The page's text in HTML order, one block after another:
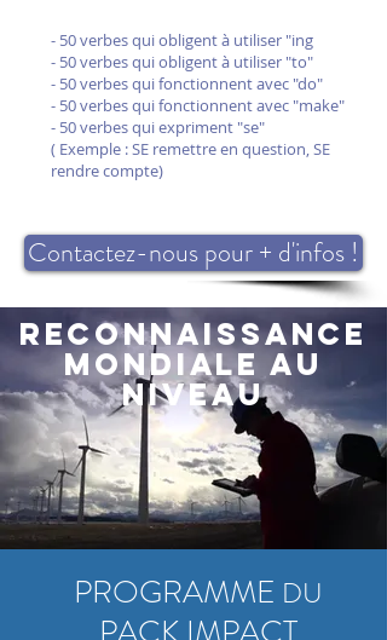
Contactez-nous pour + d'infos !
- 50 verbes qui obligent à utiliser "ing
- 50 verbes qui obligent à utiliser "to"
- 50 verbes qui fonctionnent avec "do"
- 50 verbes qui fonctionnent avec "make"
- 50 verbes qui expriment "se"
( Exemple : SE remettre en question, SE
rendre compte)
reconnaissance
mondiale au
niveau
PROGRAMME DU